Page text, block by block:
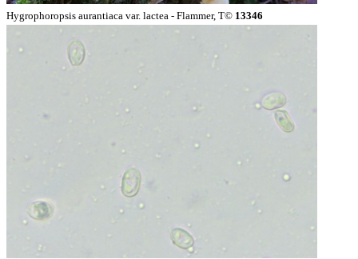
Hygrophoropsis aurantiaca var. lactea - Flammer, T© 13346